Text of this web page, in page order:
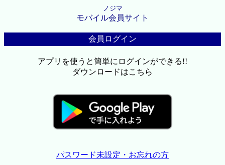
ノジマ
モバイル会員サイト
会員ログイン
アプリを使うと簡単にログインができる!!
ダウンロードはこちら
パスワード未設定・お忘れの方